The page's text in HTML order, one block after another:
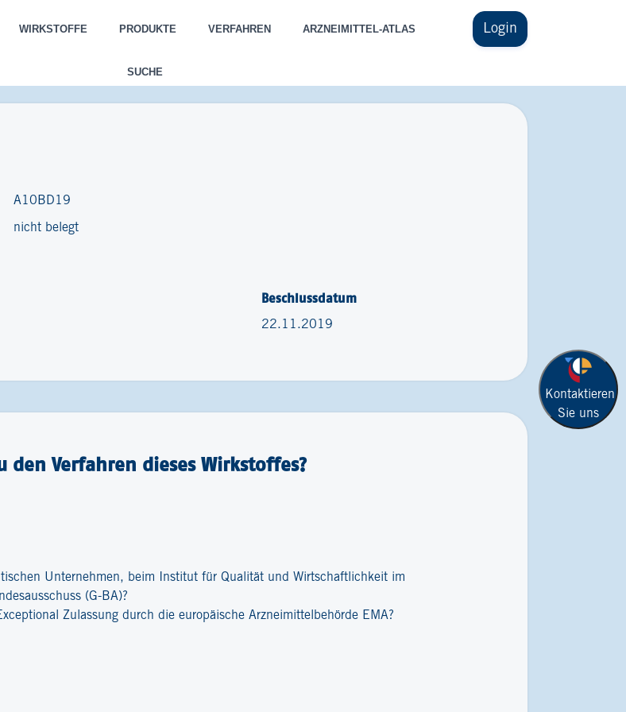
Login
WIRKSTOFFE PRODUKTE VERFAHREN ARZNEIMITTEL-ATLAS
SUCHE
Kontaktieren
Sie uns
A10BD19
nicht belegt
Beschlussdatum
22.11.2019
Verfahren dieses Wirkstoffes?
Unternehmen, beim Institut für Qualität und Wirtschaftlichkeit im
(G-BA)?
Zulassung durch die europäische Arzneimittelbehörde EMA?